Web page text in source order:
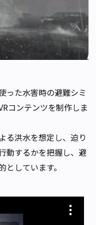
った水害時の避難シミ
コンテンツを制作しま
る洪水を想定し、迫り
動するかを把握し、避
しています。